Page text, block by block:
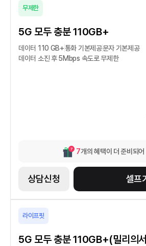
무제한
5G 모두 충분 110GB+
데이터 110 GB+통화 기본제공문자 기본제공
데이터 소진 후5Mbps 속도로 무제한
7 7개의 혜택이 더 준비되
상담신청 셀프
라이프핏
5G 모두 충분 110GB+(밀리의